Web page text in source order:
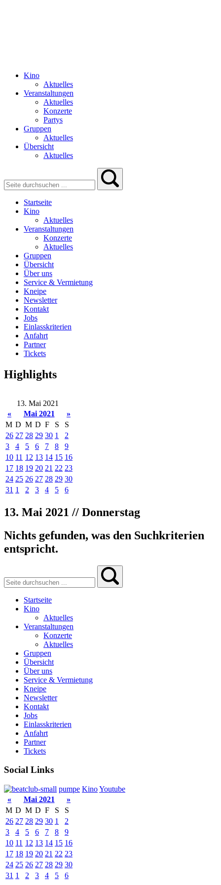
Kino
Aktuelles
Veranstaltungen
Aktuelles
Konzerte
Partys
Gruppen
Aktuelles
Übersicht
Aktuelles
Startseite
Kino
Aktuelles
Veranstaltungen
Konzerte
Aktuelles
Gruppen
Übersicht
Über uns
Service & Vermietung
Kneipe
Newsletter
Kontakt
Jobs
Einlasskriterien
Anfahrt
Partner
Tickets
Highlights
13. Mai 2021
«
Mai 2021
»
M D M D F S
S
26 27 28 29 30 1
2
3
4 5 6 7 8
9
10 11 12 13 14 15 16
17 18 19 20 21 22 23
24 25 26 27 28 29 30
31 1 2 3 4 5 6
13. Mai 2021 // Donnerstag
Nichts gefunden, was den Suchkriterien
entspricht.
Startseite
Kino
Aktuelles
Veranstaltungen
Konzerte
Aktuelles
Gruppen
Übersicht
Über uns
Service & Vermietung
Kneipe
Newsletter
Kontakt
Jobs
Einlasskriterien
Anfahrt
Partner
Tickets
Social Links
pumpe KinoYoutube
«
Mai 2021
»
M D M D F S
S
26 27 28 29 30 1
2
3
4 5 6 7 8
9
10 11 12 13 14 15 16
17 18 19 20 21 22 23
24 25 26 27 28 29 30
31 1 2 3 4 5 6